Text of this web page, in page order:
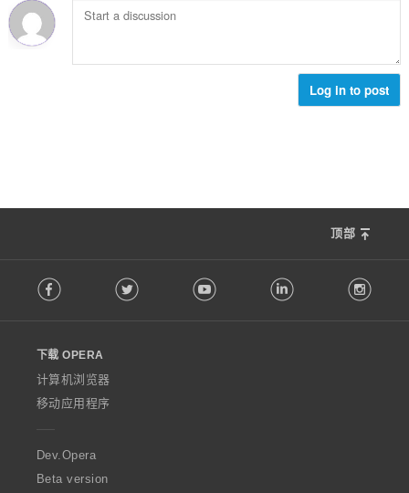
Log in to post
顶部
o
w
O
p
e
a
Facebook Twitter Youtube LinkedIn
下载 OPERA
计算机浏览器
移动应用程序
Dev.Opera
Beta version